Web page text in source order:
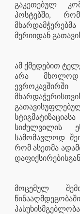
გაკეთებულ
პოსტებში,
მერიიდან
ამ ქმედებით
არა მხოლოდ
სიძულვილის
სამომავლოდ
რომ ასეთმა
მოცემულ